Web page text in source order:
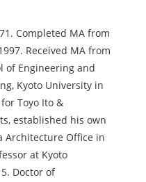
Completed MA from
Received MA from
of Engineering and
Kyoto University in
Toyo Ito &
established his own
Architecture Office in
at Kyoto
Doctor of